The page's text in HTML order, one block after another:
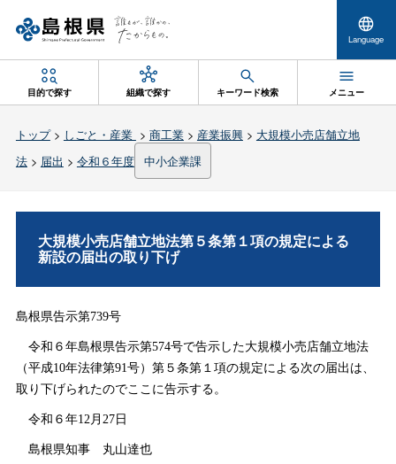
Language
目的で探す 組織で探す キーワード検索 メニュー
トップ> しごと・産業 > 商工業> 産業振興> 大規模小売店舗立地
法> 届出 > 令和６年度 中小企業課
大規模小売店舗立地法第５条第１項の規定による
新設の届出の取り下げ
島根県告示第739号
令和６年島根県告示第574号で告示した大規模小売店舗立地法
（平成10年法律第91号）第５条第１項の規定による次の届出は、
取り下げられたのでここに告示する。
令和６年12月27日
島根県知事 丸山達也